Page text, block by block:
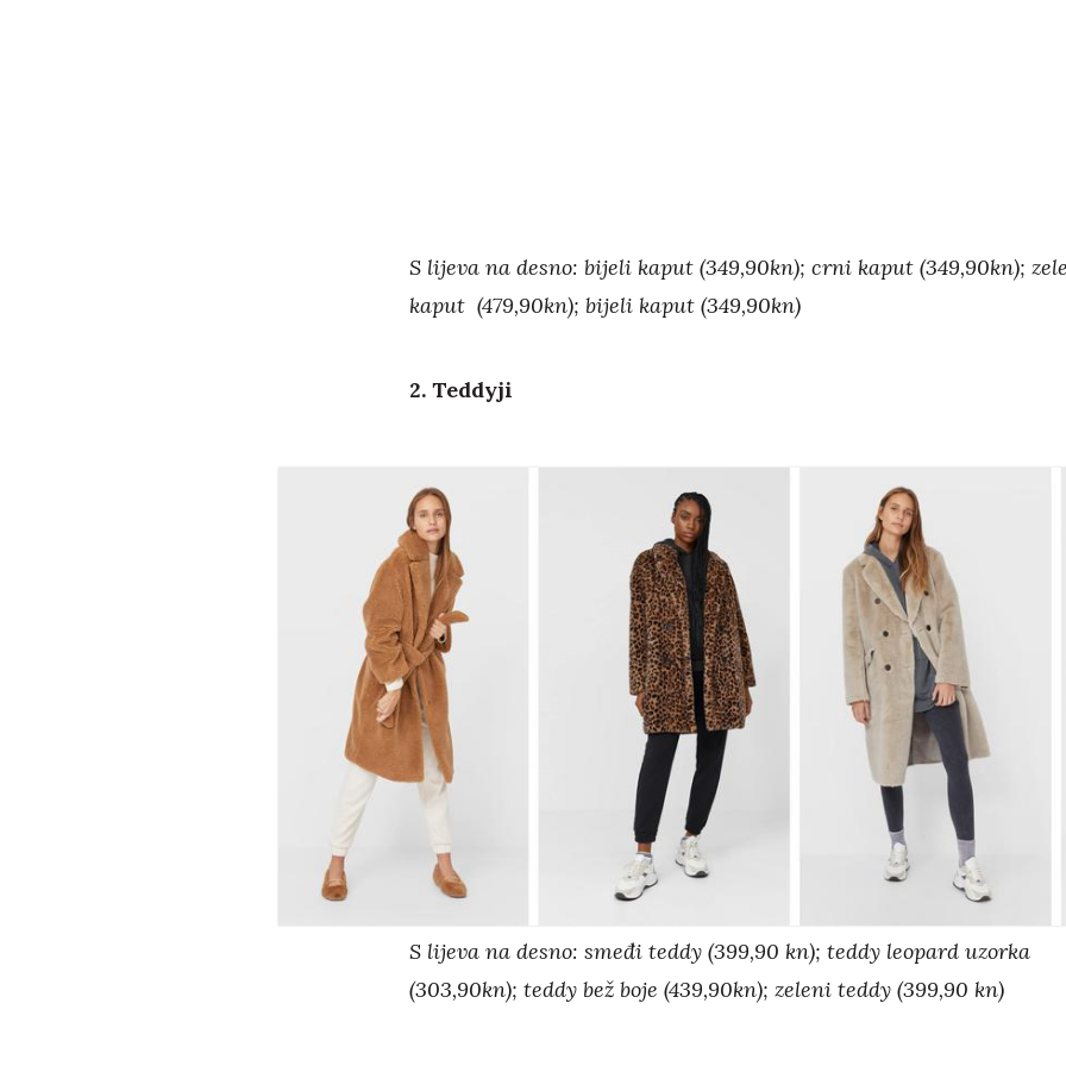
S lijeva na desno: bijeli kaput (349,90kn); crni kaput (349,90kn);
kaput (479,90kn); bijeli kaput (349,90kn)
2. Teddyji
S lijeva na desno: smeđi teddy (399,90 kn); teddy leopard uzorka
(303,90kn); teddy bež boje (439,90kn); zeleni teddy (399,90 kn)